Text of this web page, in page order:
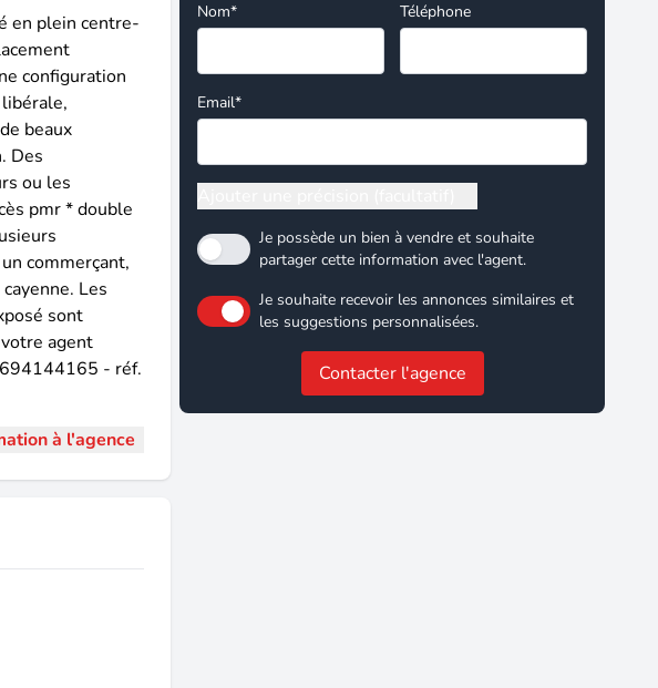
en plein centre-
configuration
beaux
Des
ou les
pmr * double
commerçant,
Les
sont
agent
- réf.
à l'agence
Nom* Téléphone
Email*
Je possède un bien à vendre et souhaite
partager cette information avec l'agent.
Je souhaite recevoir les annonces similaires et
les suggestions personnalisées.
Contacter l'agence